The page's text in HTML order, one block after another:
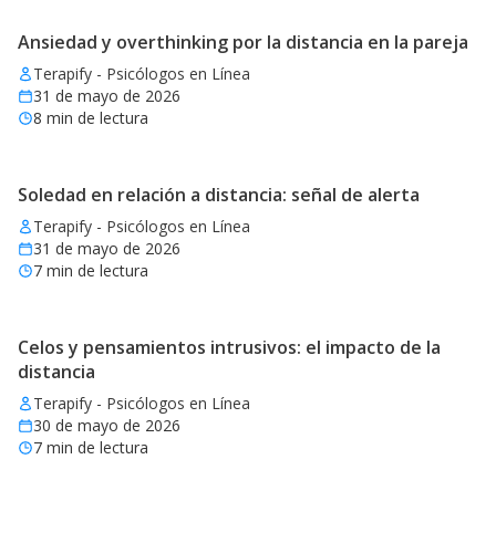
Ansiedad y overthinking por la distancia en la pareja
Terapify - Psicólogos en Línea
31 de mayo de 2026
8 min de lectura
Soledad en relación a distancia: señal de alerta
Terapify - Psicólogos en Línea
31 de mayo de 2026
7 min de lectura
Celos y pensamientos intrusivos: el impacto de la
distancia
Terapify - Psicólogos en Línea
30 de mayo de 2026
7 min de lectura